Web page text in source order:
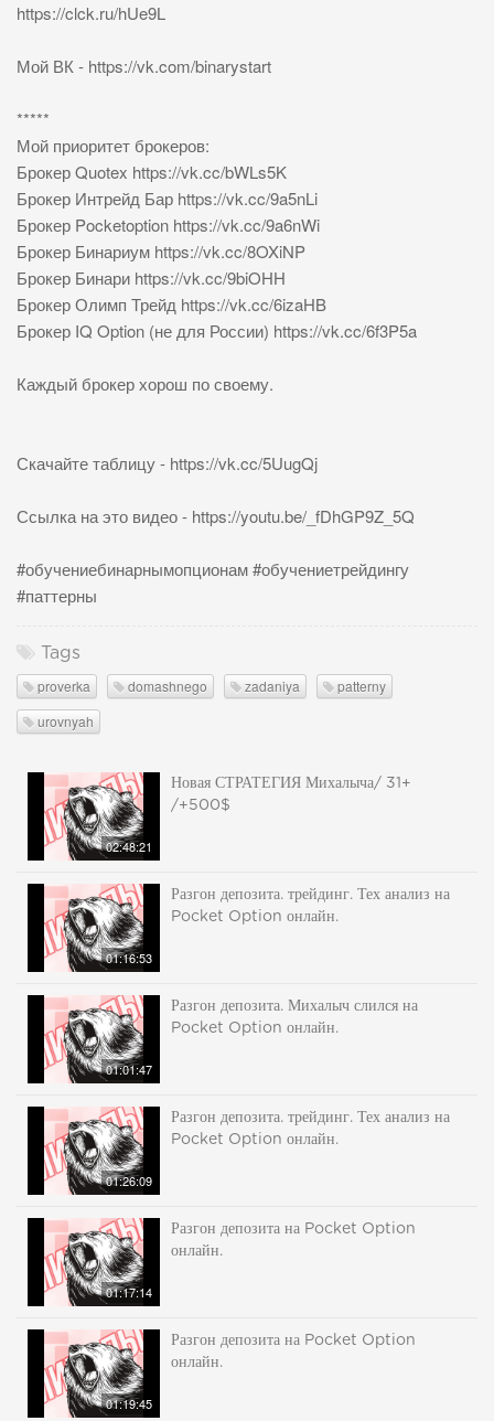
https://clck.ru/hUe9L
Мой ВК - https://vk.com/binarystart
*****
Мой приоритет брокеров:
Брокер Quotex https://vk.cc/bWLs5K
Брокер Интрейд Бар https://vk.cc/9a5nLi
Брокер Pocketoption https://vk.cc/9a6nWi
Брокер Бинариум https://vk.cc/8OXiNP
Брокер Бинари https://vk.cc/9biOHH
Брокер Олимп Трейд https://vk.cc/6izaHB
Брокер IQ Option (не для России) https://vk.cc/6f3P5a
Каждый брокер хорош по своему.
Скачайте таблицу - https://vk.cc/5UugQj
Ссылка на это видео - https://youtu.be/_fDhGP9Z_5Q
#обучениебинарнымопционам #обучениетрейдингу
#паттерны
Tags
proverka domashnego zadaniya
patterny
urovnyah
02:48:21
Новая СТРАТЕГИЯ Михалыча/ 31+
/+500$
01:16:53
Разгон депозита. трейдинг. Тех анализ на
Pocket Option онлайн.
01:01:47
Разгон депозита. Михалыч слился на
Pocket Option онлайн.
01:26:09
Разгон депозита. трейдинг. Тех анализ на
Pocket Option онлайн.
01:17:14
Разгон депозита на Pocket Option
онлайн.
01:19:45
Разгон депозита на Pocket Option
онлайн.